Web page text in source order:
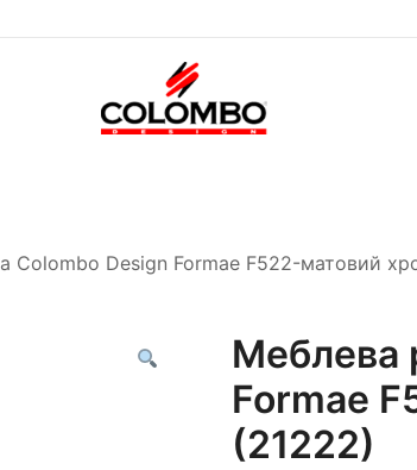
Colombo Design Formae F522-матовий
Меблева
Formae
(21222)